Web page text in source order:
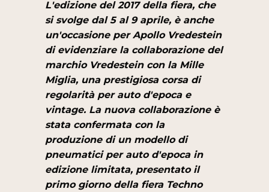
L'edizione del 2017 della fiera, che
si svolge dal 5 al 9 aprile, è anche
un'occasione per Apollo Vredestein
di evidenziare la collaborazione del
marchio Vredestein con la Mille
Miglia, una prestigiosa corsa di
regolarità per auto d'epoca e
vintage. La nuova collaborazione è
stata confermata con la
produzione di un modello di
pneumatici per auto d'epoca in
edizione limitata, presentato il
primo giorno della fiera Techno